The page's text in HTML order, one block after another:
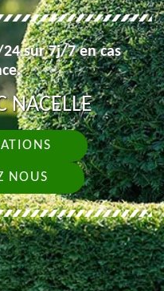
sur 7j/7 en cas
NACELLE
NOUS